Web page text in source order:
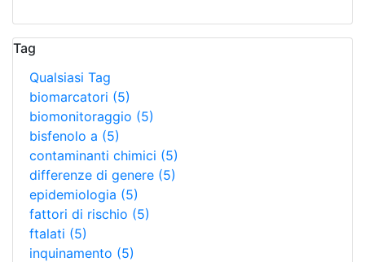
Tag
Qualsiasi Tag
biomarcatori (5)
biomonitoraggio (5)
bisfenolo a (5)
contaminanti chimici (5)
differenze di genere (5)
epidemiologia (5)
fattori di rischio (5)
ftalati (5)
inquinamento (5)